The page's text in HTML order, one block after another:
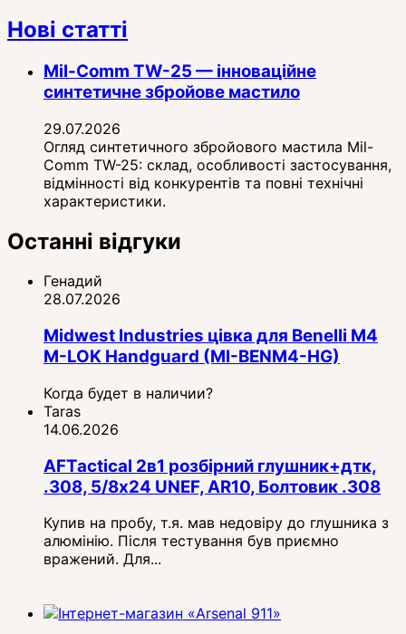
Нові статті
Mil-Comm TW-25 — інноваційне
синтетичне збройове мастило
29.07.2026
Огляд синтетичного збройового мастила Mil-
Comm TW-25: склад, особливості застосування,
відмінності від конкурентів та повні технічні
характеристики.
Останні відгуки
Генадий
28.07.2026
Midwest Industries цівка для Benelli M4
M-LOK Handguard (MI-BENM4-HG)
Когда будет в наличии?
Taras
14.06.2026
AFTactical 2в1 розбірний глушник+дтк,
.308, 5/8x24 UNEF, AR10, Болтовик .308
Купив на пробу, т.я. мав недовіру до глушника з
алюмінію. Після тестування був приємно
вражений. Для...